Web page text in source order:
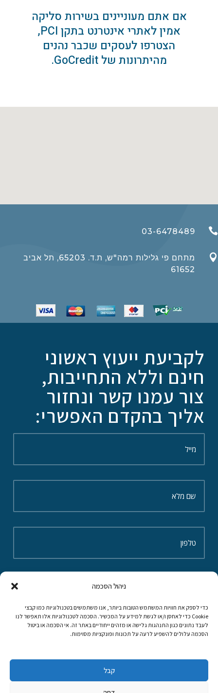
ניהול הסכמה
כדי לספק את חוויות המשתמש הטובות ביותר, אנו משתמשים בטכנולוגיות כמו קבצי
Cookie כדי לאחסן ו/או לגשת למידע על המכשיר. הסכמה לטכנולוגיות אלו תאפשר לנו
לעבד נתונים כגון התנהגות גלישה או מזהים ייחודיים באתר זה. אי הסכמה או ביטול
הסכמה עלולים להשפיע לרעה על תכונות ופונקציות מסוימות.
קבל
אם אתם מעוניינים בשירות סליקה
אמין לאתרי אינטרנט בתקן PCI,
הצטרפו לעסקים שכבר נהנים
מהיתרונות של GoCredit.

03-6478489

מתחם פי גלילות רמה"ש, ת.ד. 65203, תל אביב
61652
לקביעת ייעוץ ראשוני
חינם וללא התחייבות,
צור עמנו קשר ונחזור
אליך בהקדם האפשרי:
קראתי ואני מאשר/ת את מדיניות הפרטיות של האתר
שלח